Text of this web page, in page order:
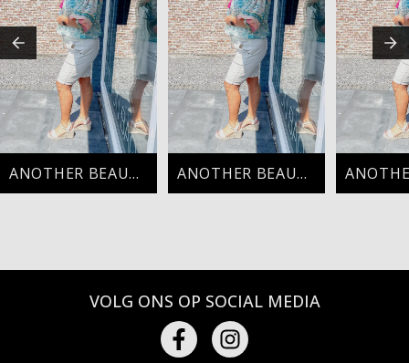
ANOTHER BEAUTIFUL LOOK ANOTHER BEAUTIFUL LOOK
VOLG ONS OP SOCIAL MEDIA